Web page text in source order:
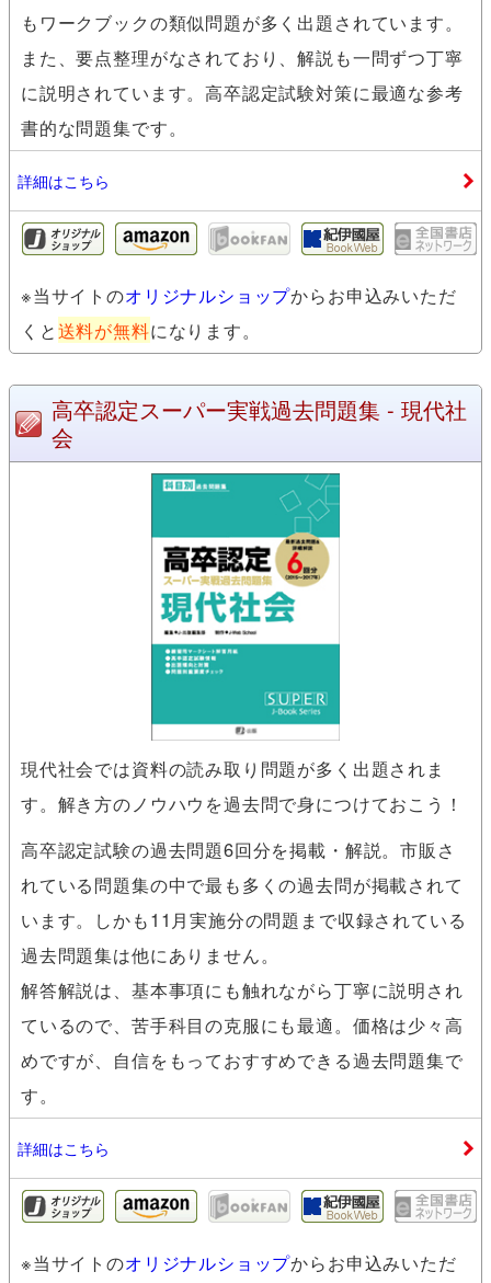
もワークブックの類似問題が多く出題されています。
また、要点整理がなされており、解説も一問ずつ丁寧
に説明されています。高卒認定試験対策に最適な参考
書的な問題集です。
詳細はこちら
amozon kino
※当サイトのオリジナルショップからお申込みいただ
くと送料が無料になります。
高卒認定スーパー実戦過去問題集 - 現代社
会
現代社会では資料の読み取り問題が多く出題されま
す。解き方のノウハウを過去問で身につけておこう！
高卒認定試験の過去問題6回分を掲載・解説。市販さ
れている問題集の中で最も多くの過去問が掲載されて
います。しかも11月実施分の問題まで収録されている
過去問題集は他にありません。
解答解説は、基本事項にも触れながら丁寧に説明され
ているので、苦手科目の克服にも最適。価格は少々高
めですが、自信をもっておすすめできる過去問題集で
す。
詳細はこちら
高卒認定スーパー実戦過去問題集 kino
※当サイトのオリジナルショップからお申込みいただ